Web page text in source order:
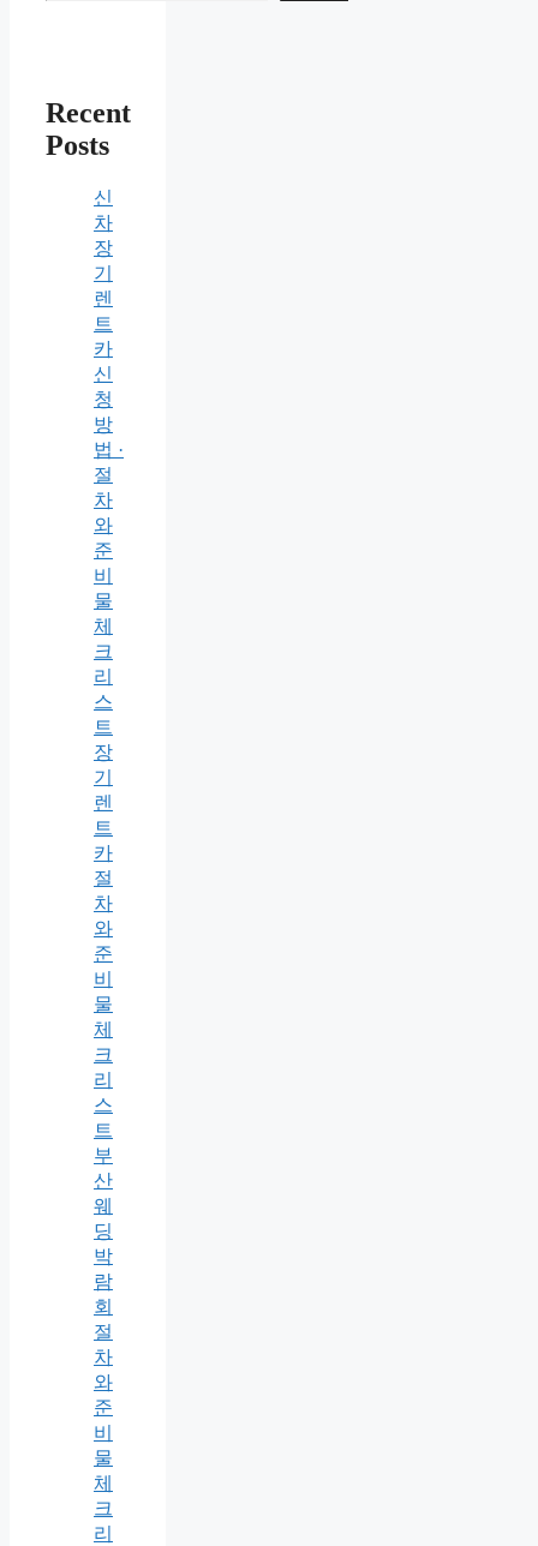
Recent
Posts
신
차
장
기
렌
트
카
신
청
방
법 ·
절
차
와
준
비
물
체
크
리
스
트
장
기
렌
트
카
절
차
와
준
비
물
체
크
리
스
트
부
산
웨
딩
박
람
회
절
차
와
준
비
물
체
크
리